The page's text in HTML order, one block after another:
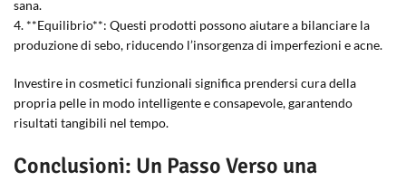
sana.
4. **Equilibrio**: Questi prodotti possono aiutare a bilanciare la
produzione di sebo, riducendo l’insorgenza di imperfezioni e acne.
Investire in cosmetici funzionali significa prendersi cura della
propria pelle in modo intelligente e consapevole, garantendo
risultati tangibili nel tempo.
Conclusioni: Un Passo Verso una